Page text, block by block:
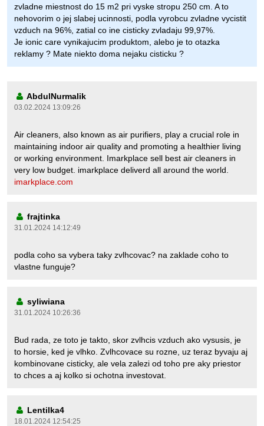
zvladne miestnost do 15 m2 pri vyske stropu 250 cm. A to
nehovorim o jej slabej ucinnosti, podla vyrobcu zvladne vycistit
vzduch na 96%, zatial co ine cisticky zvladaju 99,97%.
Je ionic care vynikajucim produktom, alebo je to otazka
reklamy ? Mate niekto doma nejaku cisticku ?
AbdulNurmalik
03.02.2024 13:09:26
Air cleaners, also known as air purifiers, play a crucial role in
maintaining indoor air quality and promoting a healthier living
or working environment. Imarkplace sell best air cleaners in
very low budget. imarkplace deliverd all around the world.
imarkplace.com
frajtinka
31.01.2024 14:12:49
podla coho sa vybera taky zvlhcovac? na zaklade coho to
vlastne funguje?
syliwiana
31.01.2024 10:26:36
Bud rada, ze toto je takto, skor zvlhcis vzduch ako vysusis, je
to horsie, ked je vlhko. Zvlhcovace su rozne, uz teraz byvaju aj
kombinovane cisticky, ale vela zalezi od toho pre aky priestor
to chces a aj kolko si ochotna investovat.
Lentilka4
18.01.2024 12:54:25